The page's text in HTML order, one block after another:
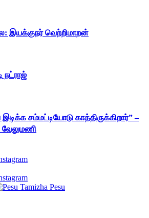
இயக்குநர் வெற்றிமாறன்
நட்ராஜ்
சம்மட்டியோடு காத்திருக்கிறார்” –
வேலுமணி